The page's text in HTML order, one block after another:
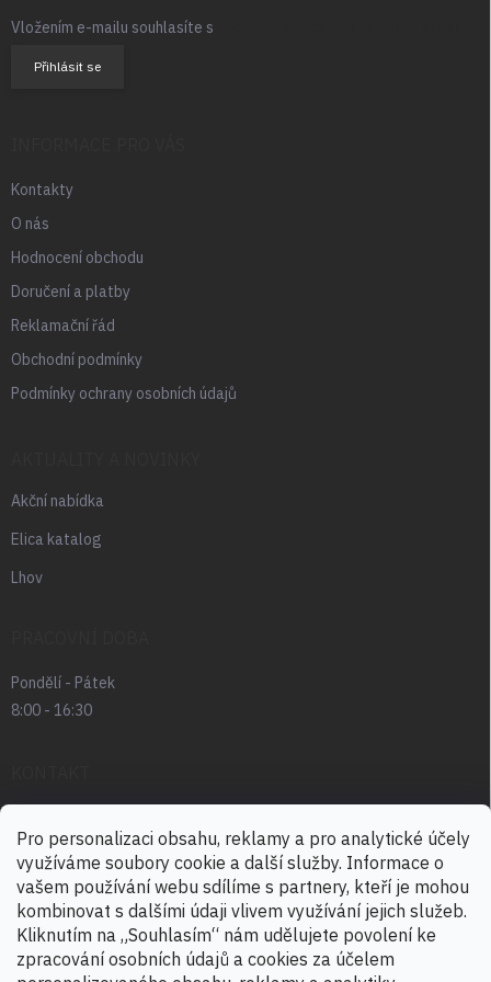
Pro personalizaci obsahu, reklamy a pro analytické účely
využíváme soubory cookie a další služby. Informace o
vašem používání webu sdílíme s partnery, kteří je mohou
kombinovat s dalšími údaji vlivem využívání jejich služeb.
Kliknutím na „Souhlasím“ nám udělujete povolení ke
zpracování osobních údajů a cookies za účelem
Vložením e-mailu souhlasíte s
Přihlásit se
Kontakty
O nás
Hodnocení obchodu
Doručení a platby
Reklamační řád
Obchodní podmínky
Podmínky ochrany osobních údajů
Akční nabídka
Elica katalog
Lhov
Pondělí - Pátek
8:00 - 16:30
+420 725 030 166
+420 724 888 488